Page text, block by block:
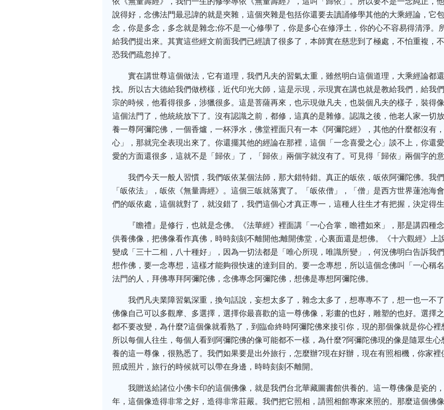
說得好，念佛法門最忌諱的就是夾雜，這個夾雜是包括你還要去讀誦修學其他的大乘經論，它
念，你是多念，多念就是雜念;你不是一心修學了，你是多心在修淨土，你的心不容易得清淨。
給我們提出來。其實這些經文前面我們已經讀了很多了，本師實在慈悲到了極處，不怕重複，
恐我們疏忽掉了。
實在講世尊這個做法，它有道理，我們凡夫的習氣太重，雖然明白這個道理，大乘經論都
找。所以古大德給我們做榜樣，近代印光大師，這是示現，示現實在講也就是教給我們，給我
宗的時候，他看得很多，涉獵很多。這是菩薩再來，也示現做凡夫，也裝個凡夫的樣子，裝得
這個法門了，他統統放下了。沒有認識之前，都修，這真的是雜修。認識之後，他老人家一切
養一尊阿彌陀佛，一個香爐，一杯淨水，佛堂裡面只有一本《阿彌陀經》，其他的什麼都沒有
心」，那就完全表現出來了。你還擺其他的經論在那裡，這個「一念喜愛之心」談不上，你還
愛的方面還很多，這就不是「歸依」了，「歸依」兩個字就沒有了。可見得「歸依」兩個字的意
我們今天一般人習慣，我們皈依某個法師，那大錯特錯。真正的皈依，皈依阿彌陀佛。我
「皈依法」，皈依《無量壽經》。這個三皈就落實了。「皈依僧」，「僧」是西方世界蓮池海
們的皈依處，這個就對了，就沒錯了，我們這個心才真正專一，這種人往生才有把握，決定得生
『瞻禮』是修行，也就是念佛。《法華經》裡面講「一心合掌，瞻禮如來」，那是講四種
供養佛像，把佛像看作真佛，時時刻刻不離開他;離開佛堂，心裏面還是想佛。《十六觀經》上
變成「三十二相，八十種好」，因為一切法都是「唯心所現，唯識所變」，何況佛明白告訴我
想作佛，要一念專想，這樣才能夠很快速的達到目的。要一念專想，所以這個念佛叫「一心稱
法門的人，拜佛專拜阿彌陀佛，念佛專念阿彌陀佛，想佛是專想阿彌陀佛。
我們凡夫業障習氣深重，換句話說，妄想太多了，雜念太多了，想專專不了，想一也一不
佛像自己可以多觀摩、多選擇，選擇你最喜歡的這一尊佛像，彩畫的也好，雕塑的也好。選擇
都不要改變，為什麼?這個像就看熟了，到臨命終時阿彌陀佛來接引你，現的那個像就是你心裡
所以每個人往生，每個人看到阿彌陀佛的像可能都不一樣，為什麼?阿彌陀佛現的像是隨眾生
養的這一尊像，很熟悉了。我們如果要是出外旅行，怎麼辦?現在好辦，現在有照相機，你家裡
照成照片，旅行的時候就可以帶在身邊，時時刻刻不離開。
我贈送給諸位小佛卡印的這個佛像，就是我們台北華藏圖書館供養的。這一尊佛像是瓷的
年，這個像造得非常之好，造得非常莊嚴。我們把它照相，請照相館專家來照的。那麼這個佛